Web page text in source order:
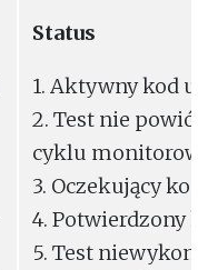
Status
1. Aktywny kod
2. Test nie
cyklu
3. Oczekujący
4. Potwierdzony
5. Test